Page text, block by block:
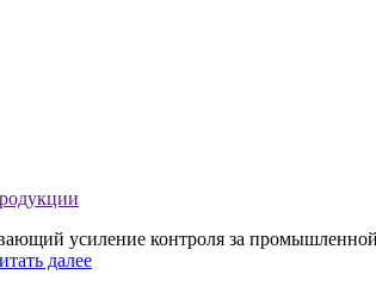
усиление контроля за
далее